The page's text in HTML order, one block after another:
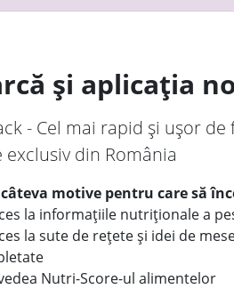
și aplicația
- Cel mai rapid și ușor
din România
motive pentru care să
la informațiile nutriționale a
la sute de rețete și idei de
Nutri-Score-ul alimentelor